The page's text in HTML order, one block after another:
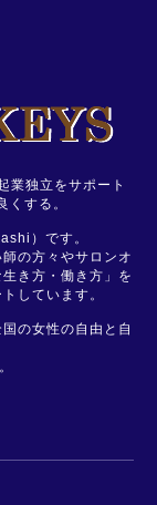
業独立をサポート
くする。
）です。
の方々やサロンオ
き方・働き方」を
しています。
の女性の自由と自